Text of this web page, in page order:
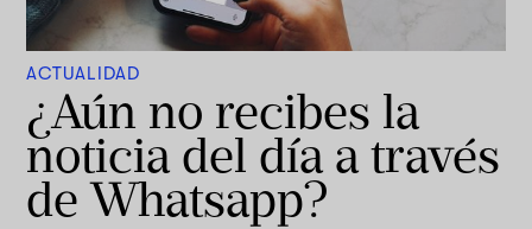
ACTUALIDAD
¿Aún no recibes la
noticia del día a través
de Whatsapp?